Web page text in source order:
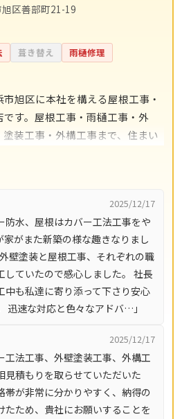
区善部町21-19
葺き替え
雨樋修理
旭区に本社を構える屋根工事・
す。屋根工事・雨樋工事・外
装工事・外構工事まで、住まい
ップで手掛けています。施工は
るのが特徴。対人・対物賠償責
険）に加入しており、万一の備
・無料ヒアリング・無料お見積も
時〜18時（不定休）。横浜市・
め神奈川県全域（33市町村）と東
す。
2025/12/17
防水、屋根はカバー工法工事をや
家がまた新築の様な趣きなりまし
壁塗装と屋根工事、それぞれの職
していたので感心しました。 社長
中も私達に寄り添って下さり安心
迅速な対応と色々なアドバ…」
2025/12/17
工法工事、外壁塗装工事、外構工
見積もりを取らせていただいた
帯が非常に分かりやすく、納得の
たため、貴社にお願いすることを